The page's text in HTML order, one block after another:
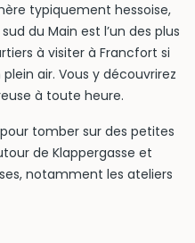
typiquement hessoise,
du Main est l’un des plus
à visiter à Francfort si
air. Vous y découvrirez
à toute heure.
pour tomber sur des petites
de Klappergasse et
notamment les ateliers